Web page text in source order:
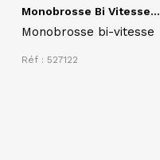
Monobrosse Bi Vitesse...
Monobrosse bi-vitesse
Réf : 527122